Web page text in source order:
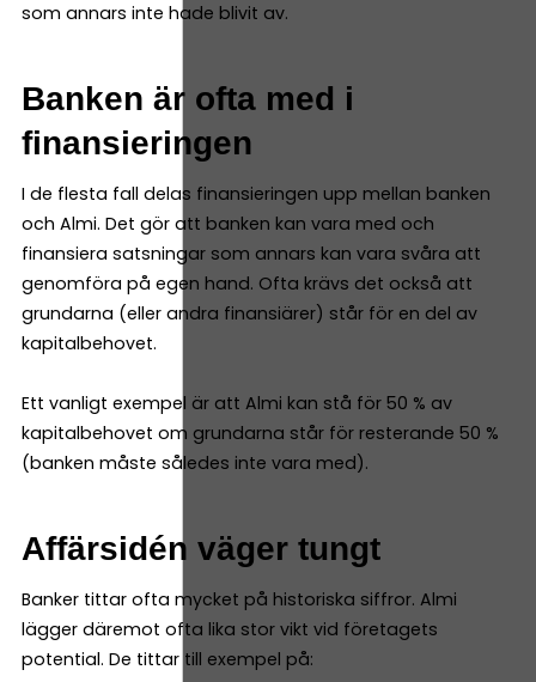
som annars inte hade blivit av.
Banken är ofta med i
finansieringen
I de flesta fall delas finansieringen upp mellan banken
och Almi. Det gör att banken kan vara med och
finansiera satsningar som annars kan vara svåra att
genomföra på egen hand. Ofta krävs det också att
grundarna (eller andra finansiärer) står för en del av
kapitalbehovet.
Ett vanligt exempel är att Almi kan stå för 50 % av
kapitalbehovet om grundarna står för resterande 50 %
(banken måste således inte vara med).
Affärsidén väger tungt
Banker tittar ofta mycket på historiska siffror. Almi
lägger däremot ofta lika stor vikt vid företagets
potential. De tittar till exempel på: